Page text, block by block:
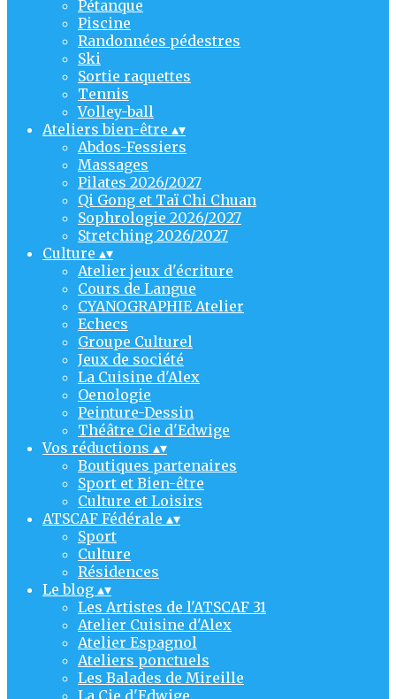
Pétanque
Piscine
Randonnées pédestres
Ski
Sortie raquettes
Tennis
Volley-ball
Ateliers bien-être ▴▾
Abdos-Fessiers
Massages
Pilates 2026/2027
Qi Gong et Taï Chi Chuan
Sophrologie 2026/2027
Stretching 2026/2027
Culture ▴▾
Atelier jeux d'écriture
Cours de Langue
CYANOGRAPHIE Atelier
Echecs
Groupe Culturel
Jeux de société
La Cuisine d'Alex
Oenologie
Peinture-Dessin
Théâtre Cie d'Edwige
Vos réductions ▴▾
Boutiques partenaires
Sport et Bien-être
Culture et Loisirs
ATSCAF Fédérale ▴▾
Sport
Culture
Résidences
Le blog ▴▾
Les Artistes de l'ATSCAF 31
Atelier Cuisine d'Alex
Atelier Espagnol
Ateliers ponctuels
Les Balades de Mireille
La Cie d'Edwige